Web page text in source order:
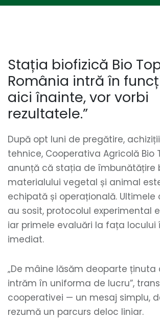
Stația biofizică Bio
România intră în
aici înainte, vor vorbi
rezultatele.”
După opt luni de pregătire,
tehnice, Cooperativa Agricolă Bio
anunță că stația de îmbunătățire
materialului vegetal și animal
echipată și operațională.
au sosit, protocolul experimental
iar primele evaluări la fața locului
imediat.
„De mâine lăsăm deoparte ținuta
intrăm în uniforma de lucru”,
cooperativei — un mesaj simplu,
rezumă un parcurs deloc liniar.